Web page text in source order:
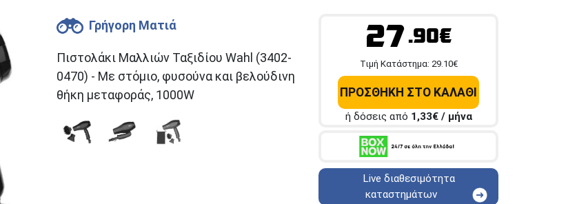
Γρήγορη Ματιά
Πιστολάκι Μαλλιών Ταξιδίου Wahl (3402-
0470) - Mε στόμιο, φυσούνα και βελούδινη
θήκη μεταφοράς, 1000W
27.90€
Tιμή Κατάστημα: 29.10€
ΠΡΟΣΘΗΚΗ ΣΤΟ ΚΑΛΑΘΙ
ή δόσεις από 1,33€ / μήνα
Live διαθεσιμότητα
καταστημάτων